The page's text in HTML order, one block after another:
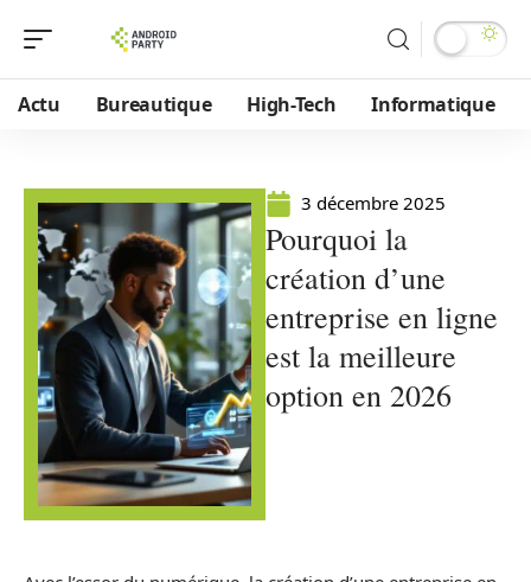
Actu Bureautique High-Tech Informatique
3 décembre 2025
Pourquoi la
création d’une
entreprise en ligne
est la meilleure
option en 2026